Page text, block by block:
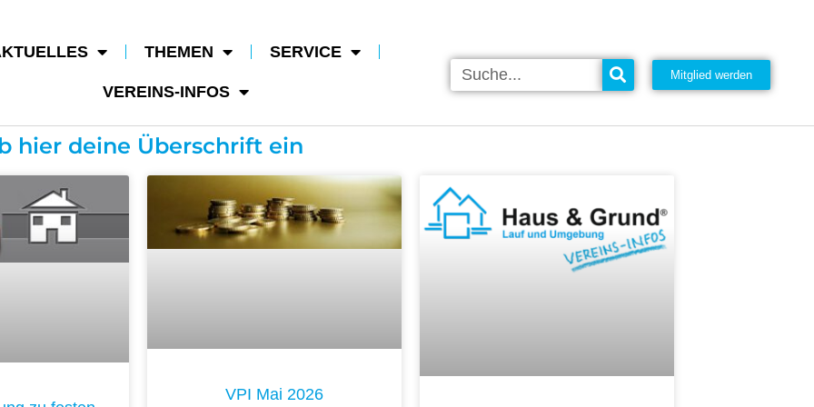
THEMEN SERVICE
VEREINS-INFOS
Mitglied werden
hier deine Überschrift ein
VPI Mai 2026